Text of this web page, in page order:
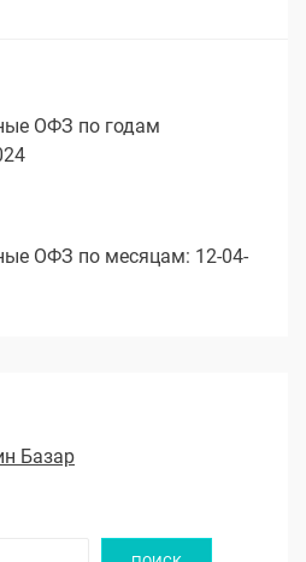
ОФЗ по годам
ОФЗ по месяцам: 12-04-
Базар